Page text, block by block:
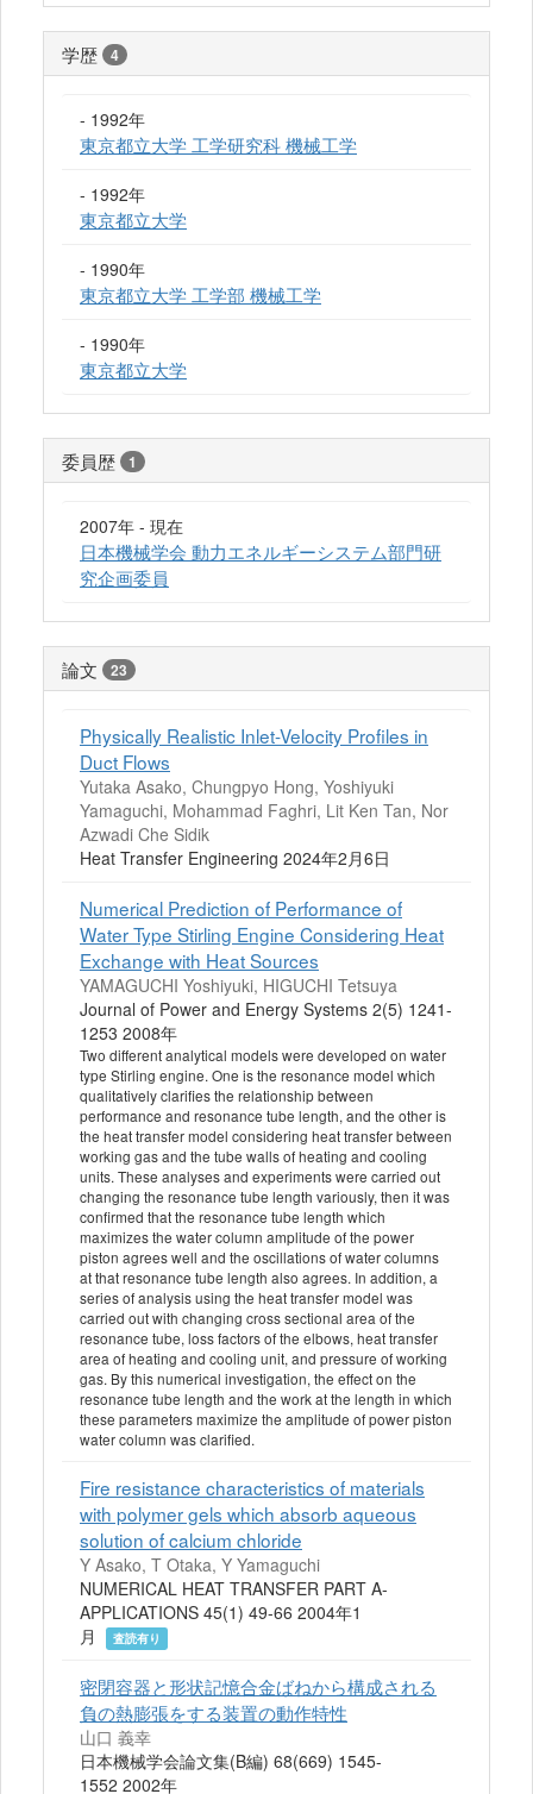
学歴 4
- 1992年
東京都立大学 工学研究科 機械工学
- 1992年
東京都立大学
- 1990年
東京都立大学 工学部 機械工学
- 1990年
東京都立大学
委員歴 1
2007年 - 現在
日本機械学会 動力エネルギーシステム部門研
究企画委員
論文 23
Physically Realistic Inlet-Velocity Profiles in
Duct Flows
Yutaka Asako, Chungpyo Hong, Yoshiyuki
Yamaguchi, Mohammad Faghri, Lit Ken Tan, Nor
Azwadi Che Sidik
Heat Transfer Engineering 2024年2月6日
Numerical Prediction of Performance of
Water Type Stirling Engine Considering Heat
Exchange with Heat Sources
YAMAGUCHI Yoshiyuki, HIGUCHI Tetsuya
Journal of Power and Energy Systems 2(5) 1241-
1253 2008年
Two different analytical models were developed on water
type Stirling engine. One is the resonance model which
qualitatively clarifies the relationship between
performance and resonance tube length, and the other is
the heat transfer model considering heat transfer between
working gas and the tube walls of heating and cooling
units. These analyses and experiments were carried out
changing the resonance tube length variously, then it was
confirmed that the resonance tube length which
maximizes the water column amplitude of the power
piston agrees well and the oscillations of water columns
at that resonance tube length also agrees. In addition, a
series of analysis using the heat transfer model was
carried out with changing cross sectional area of the
resonance tube, loss factors of the elbows, heat transfer
area of heating and cooling unit, and pressure of working
gas. By this numerical investigation, the effect on the
resonance tube length and the work at the length in which
these parameters maximize the amplitude of power piston
water column was clarified.
Fire resistance characteristics of materials
with polymer gels which absorb aqueous
solution of calcium chloride
Y Asako, T Otaka, Y Yamaguchi
NUMERICAL HEAT TRANSFER PART A-
APPLICATIONS 45(1) 49-66 2004年1
月
査読有り
密閉容器と形状記憶合金ばねから構成される
負の熱膨張をする装置の動作特性
山口 義幸
日本機械学会論文集(B編) 68(669) 1545-
1552 2002年